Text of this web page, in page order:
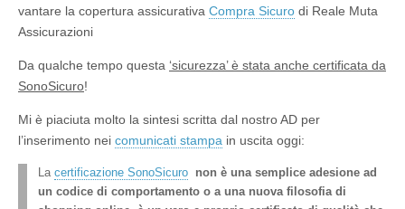
SonoSicuro
vantare la copertura assicurativa Compra Sicuro di Reale Muta
Assicurazioni
Da qualche tempo questa ‘sicurezza’ è stata anche certificata da
SonoSicuro!
Mi è piaciuta molto la sintesi scritta dal nostro AD per
l’inserimento nei comunicati stampa in uscita oggi:
La certificazione SonoSicuro
non è una semplice adesione ad
un codice di comportamento o a una nuova filosofia di